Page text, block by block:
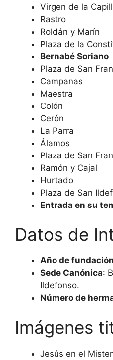
Virgen de la
Rastro
Roldán y Marín
Plaza de la
Bernabé Soriano
Plaza de San
Campanas
Maestra
Colón
Cerón
La Parra
Álamos
Plaza de San
Ramón y Cajal
Hurtado
Plaza de San
Entrada en su
Datos de
Año de fundación
Sede Canónica:
Ildefonso.
Número de
Imágenes
Jesús en el